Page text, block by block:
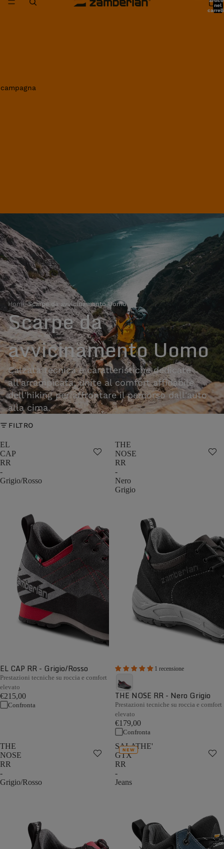
nel
Home›Scarpe da avvicinamento Uomo
Scarpe da
avvicinamento Uomo
Calzata tecnica e caratteristiche dedicate
all'arrampicata, unite al comfort affidabile
dell'hiking per affrontare il percorso dall'auto
alla cima.
FILTRO
EL
CAP
RR
-
Grigio/Rosso
EL CAP RR - Grigio/Rosso
Prestazioni tecniche su roccia e comfort
elevato
€215,00
Confronta
THE
NOSE
RR
-
Nero
Grigio
1 recensione
THE NOSE RR - Nero Grigio
Prestazioni tecniche su roccia e comfort
elevato
€179,00
Confronta
THE
NOSE
RR
-
Grigio/Rosso
SALATHE'
GTX
RR
-
Jeans
NEW